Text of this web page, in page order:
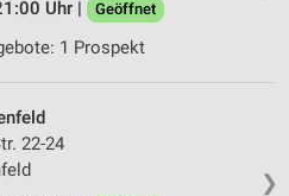
Uhr |
Geöffnet
1 Prospekt
❯
22-24